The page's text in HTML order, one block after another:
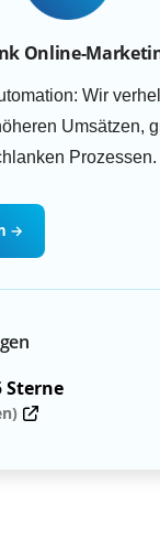
Online-
Wir
Umsätzen,
Prozessen.
→
Sterne